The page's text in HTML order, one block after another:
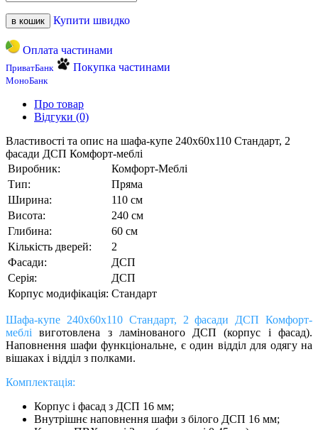
в кошик Купити швидко
Оплата частинами
ПриватБанк Покупка частинами
МоноБанк
Про товар
Відгуки (0)
Властивості та опис на шафа-купе 240х60х110 Стандарт, 2
фасади ДСП Комфорт-меблі
Виробник:
Комфорт-Меблі
Тип:
Пряма
Ширина:
110 см
Висота:
240 см
Глибина:
60 см
Кількість дверей:
2
Фасади:
ДСП
Серія:
ДСП
Корпус модифікація: Стандарт
Шафа-купе 240х60х110 Стандарт, 2 фасади ДСП Комфорт-
меблі виготовлена з ламінованого ДСП (корпус і фасад).
Наповнення шафи функціональне, є один відділ для одягу на
вішаках і відділ з полками.
Комплектація:
Корпус і фасад з ДСП 16 мм;
Внутрішнє наповнення шафи з білого ДСП 16 мм;